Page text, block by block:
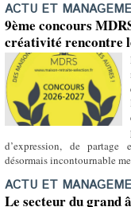
ACTU ET
9ème concours
créativité rencontre
d’expression, de partage
désormais incontournable
ACTU ET
Le secteur du grand